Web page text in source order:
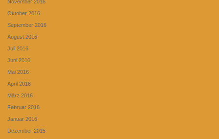
November 2016
Oktober 2016
September 2016
August 2016
Juli 2016
Juni 2016
Mai 2016
April 2016
März 2016
Februar 2016
Januar 2016
Dezember 2015